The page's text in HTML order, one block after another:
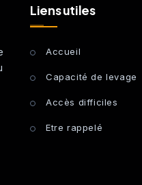
Liens utiles
Accueil
Capacité de levage
Accès difficiles
Etre rappelé